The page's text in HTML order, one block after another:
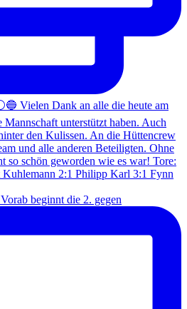
beginnt die 2. gegen